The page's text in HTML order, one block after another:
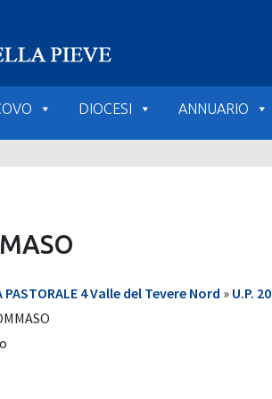
DIOCESI ANNUARIO
PASTORALE 4 Valle del Tevere Nord » U.P. 20